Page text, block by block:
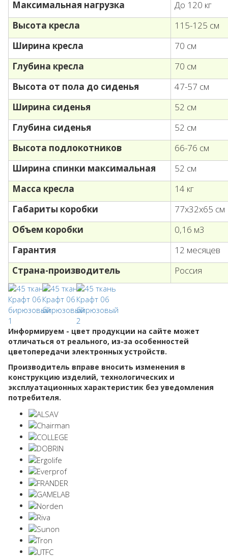
Максимальная нагрузка
До 120 кг
Высота кресла
115-125 см
Ширина кресла
70 см
Глубина кресла
70 см
Высота от пола до сиденья
47-57 см
Ширина сиденья
52 см
Глубина сиденья
52 см
Высота подлокотников
66-76 см
Ширина спинки максимальная
52 см
Масса кресла
14 кг
Габариты коробки
77х32х65 см
Объем коробки
0,16 м3
Гарантия
12 месяцев
Страна-производитель
Россия
Информируем - цвет продукции на сайте может
отличаться от реального, из-за особенностей
цветопередачи электронных устройств.
Производитель вправе вносить изменения в
конструкцию изделий, технологических и
эксплуатационных характеристик без уведомления
потребителя.